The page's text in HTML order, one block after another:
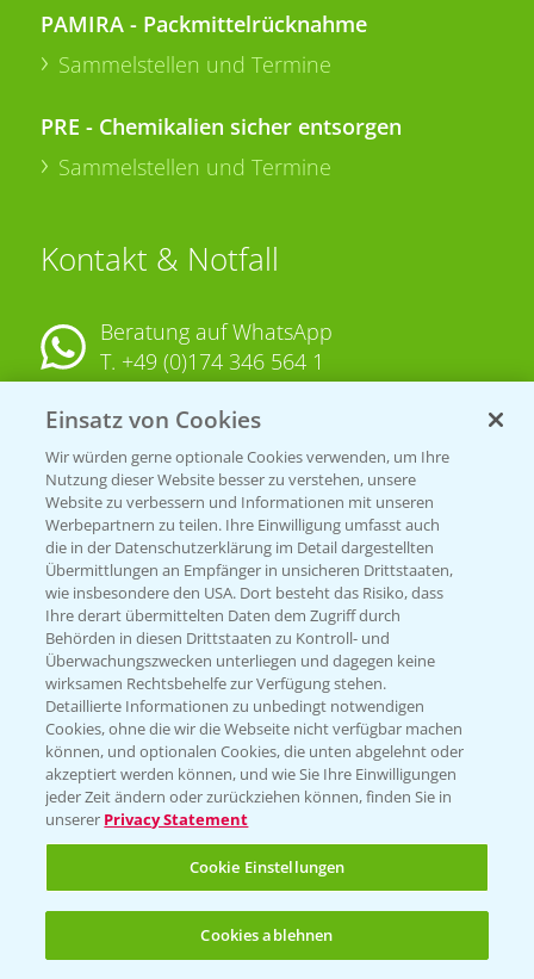
PAMIRA - Packmittelrücknahme
Sammelstellen und Termine
PRE - Chemikalien sicher entsorgen
Sammelstellen und Termine
Kontakt & Notfall
Beratung auf WhatsApp
T. +49 (0)174 346 564 1
KONTAKT
Hilfe in Notfällen
T.+49 (0)214/30-20220
Folgen Sie uns
Allgemeine Nutzungsbedingungen
Datenschutzerklärung
Impressum
Gebrauchshinweise
Einsatz von Cookies
Wir würden gerne optionale Cookies verwenden, um Ihre
Nutzung dieser Website besser zu verstehen, unsere
Website zu verbessern und Informationen mit unseren
Werbepartnern zu teilen. Ihre Einwilligung umfasst auch
die in der Datenschutzerklärung im Detail dargestellten
Übermittlungen an Empfänger in unsicheren Drittstaaten,
wie insbesondere den USA. Dort besteht das Risiko, dass
Ihre derart übermittelten Daten dem Zugriff durch
Behörden in diesen Drittstaaten zu Kontroll- und
Überwachungszwecken unterliegen und dagegen keine
wirksamen Rechtsbehelfe zur Verfügung stehen.
Detaillierte Informationen zu unbedingt notwendigen
Cookies, ohne die wir die Webseite nicht verfügbar machen
können, und optionalen Cookies, die unten abgelehnt oder
akzeptiert werden können, und wie Sie Ihre Einwilligungen
jeder Zeit ändern oder zurückziehen können, finden Sie in
unserer Privacy Statement
Cookie Einstellungen
Cookies ablehnen